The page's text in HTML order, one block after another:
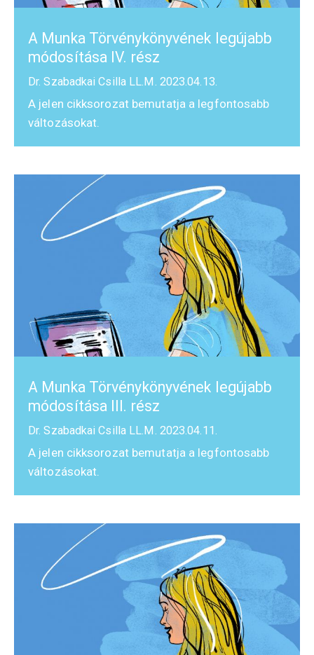
A Munka Törvénykönyvének legújabb
módosítása IV. rész
Dr. Szabadkai Csilla LL.M. 2023.04.13.
A jelen cikksorozat bemutatja a legfontosabb
változásokat.
A Munka Törvénykönyvének legújabb
módosítása III. rész
Dr. Szabadkai Csilla LL.M. 2023.04.11.
A jelen cikksorozat bemutatja a legfontosabb
változásokat.